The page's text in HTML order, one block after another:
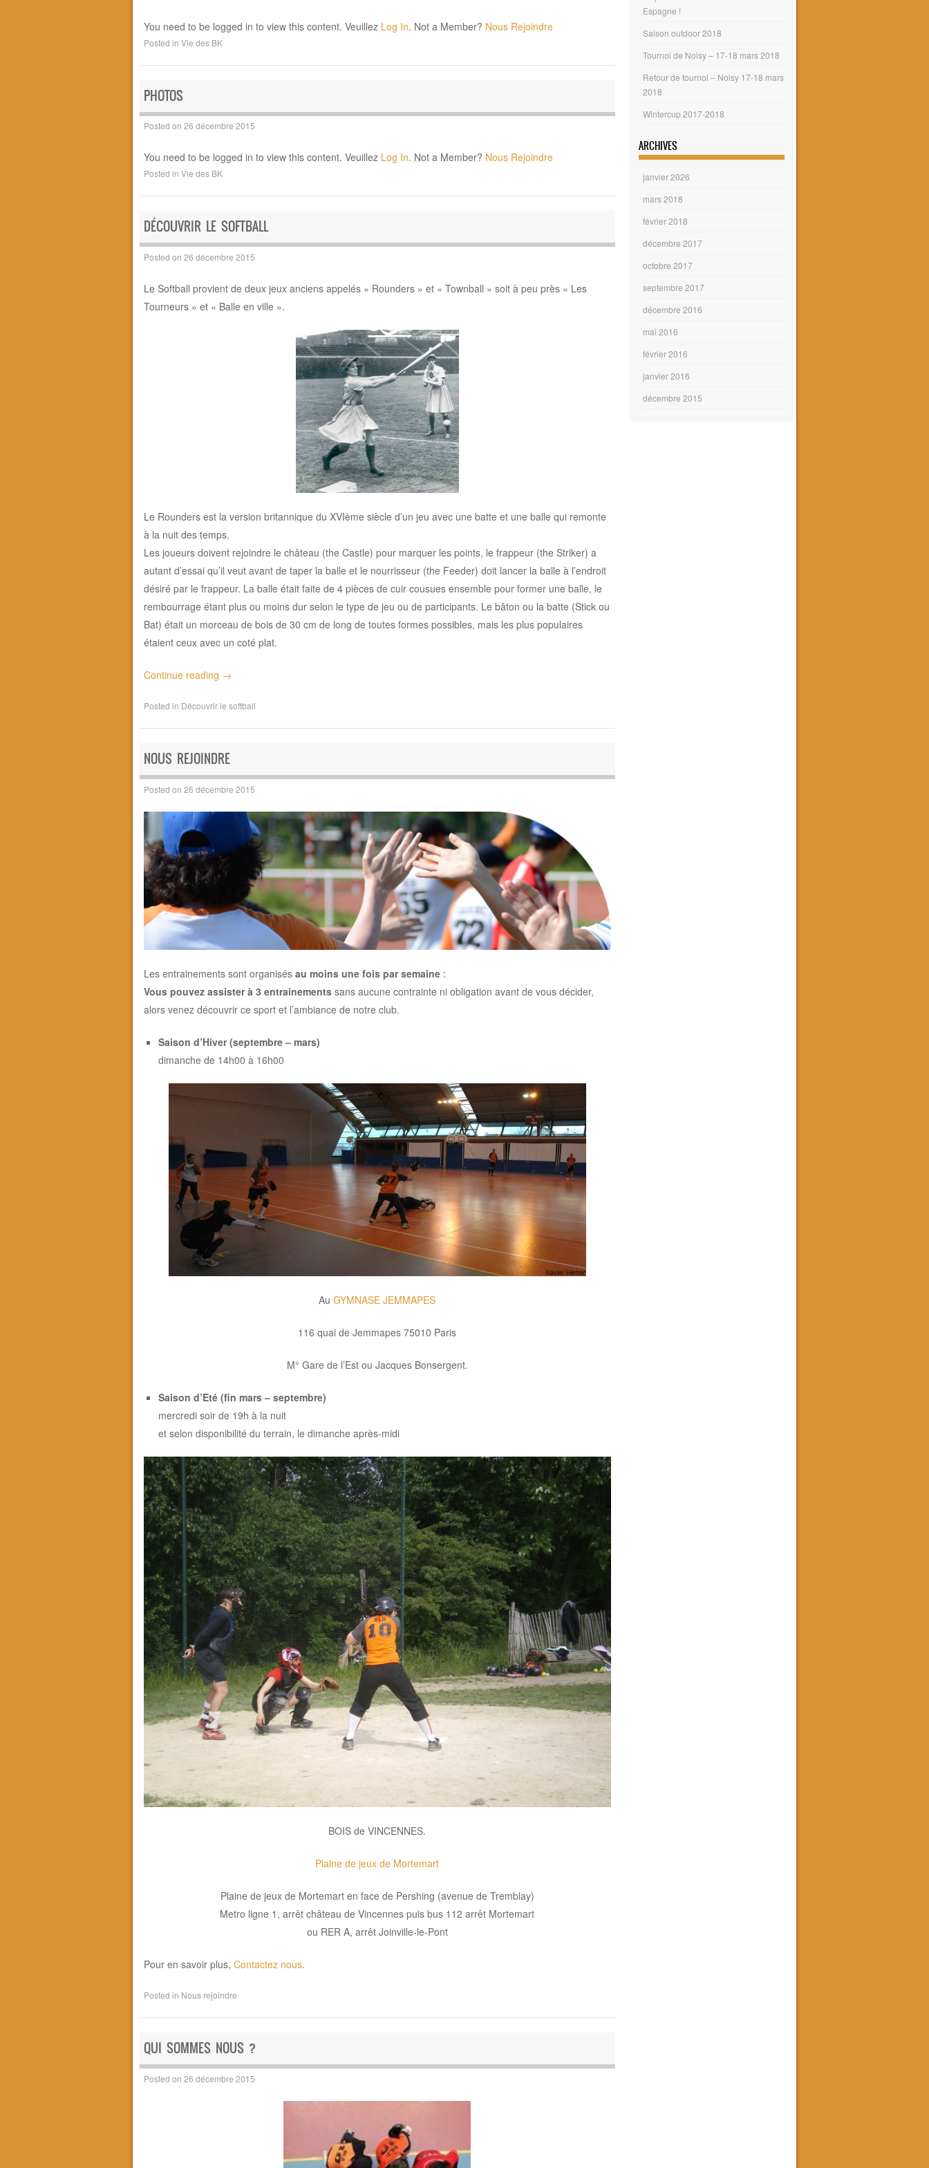
You need to be logged in to view this content. Veuillez Log In. Not a Member? Nous Rejoindre
Posted in Vie des BK
PHOTOS
Posted on 26 décembre 2015
You need to be logged in to view this content. Veuillez Log In. Not a Member? Nous Rejoindre
Posted in Vie des BK
DÉCOUVRIR LE SOFTBALL
Posted on 26 décembre 2015
Le Softball provient de deux jeux anciens appelés « Rounders » et « Townball » soit à peu près « Les
Tourneurs » et « Balle en ville ».
Le Rounders est la version britannique du XVIème siècle d’un jeu avec une batte et une balle qui remonte
à la nuit des temps.
Les joueurs doivent rejoindre le château (the Castle) pour marquer les points, le frappeur (the Striker) a
autant d’essai qu’il veut avant de taper la balle et le nourrisseur (the Feeder) doit lancer la balle à l’endroit
désiré par le frappeur. La balle était faite de 4 pièces de cuir cousues ensemble pour former une balle, le
rembourrage étant plus ou moins dur selon le type de jeu ou de participants. Le bâton ou la batte (Stick ou
Bat) était un morceau de bois de 30 cm de long de toutes formes possibles, mais les plus populaires
étaient ceux avec un coté plat.
Continue reading →
Posted in Découvrir le softball
NOUS REJOINDRE
Posted on 26 décembre 2015
Les entrainements sont organisés au moins une fois par semaine:
Vous pouvez assister à 3 entrainementssans aucune contrainte ni obligation avant de vous décider,
alors venez découvrir ce sport et l’ambiance de notre club.
Saison d’Hiver (septembre – mars)
dimanche de 14h00 à 16h00
AuGYMNASE JEMMAPES
116 quai de Jemmapes 75010 Paris
M° Gare de l’Est ou Jacques Bonsergent.
Saison d’Eté (fin mars – septembre)
mercredi soir de 19h à la nuit
et selon disponibilité du terrain, le dimanche après-midi
BOIS de VINCENNES.
Plaine de jeux de Mortemart
Plaine de jeux de Mortemart en face de Pershing (avenue de Tremblay)
Metro ligne 1, arrêt château de Vincennes puis bus 112 arrêt Mortemart
ou RER A, arrêt Joinville-le-Pont
Pour en savoir plus, Contactez nous.
Posted in Nous rejoindre
QUI SOMMES NOUS ?
Posted on 26 décembre 2015
Espagne !
Saison outdoor 2018
Tournoi de Noisy – 17-18 mars 2018
Retour de tournoi – Noisy 17-18 mars
2018
Wintercup 2017-2018
ARCHIVES
janvier 2026
mars 2018
février 2018
décembre 2017
octobre 2017
septembre 2017
décembre 2016
mai 2016
février 2016
janvier 2016
décembre 2015